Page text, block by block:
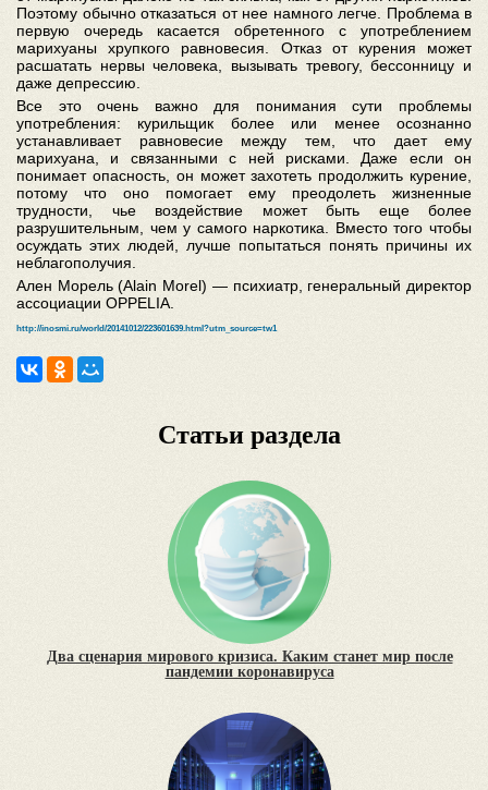
Поэтому обычно отказаться от нее намного легче. Проблема в
первую очередь касается обретенного с употреблением
марихуаны хрупкого равновесия. Отказ от курения может
расшатать нервы человека, вызывать тревогу, бессонницу и
даже депрессию.
Все это очень важно для понимания сути проблемы
употребления: курильщик более или менее осознанно
устанавливает равновесие между тем, что дает ему
марихуана, и связанными с ней рисками. Даже если он
понимает опасность, он может захотеть продолжить курение,
потому что оно помогает ему преодолеть жизненные
трудности, чье воздействие может быть еще более
разрушительным, чем у самого наркотика. Вместо того чтобы
осуждать этих людей, лучше попытаться понять причины их
неблагополучия.
Ален Морель (Alain Morel) — психиатр, генеральный директор
ассоциации OPPELIA.
http://inosmi.ru/world/20141012/223601639.html?utm_source=tw1
Статьи раздела
Два сценария мирового кризиса. Каким станет мир после
пандемии коронавируса